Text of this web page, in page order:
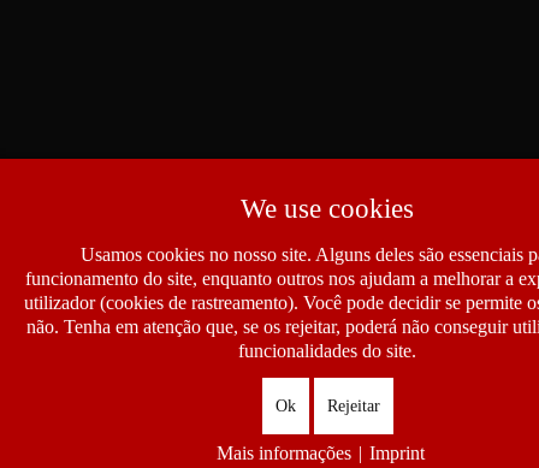
We use cookies
Usamos cookies no nosso site. Alguns deles são essenciais
funcionamento do site, enquanto outros nos ajudam a melhorar a
utilizador (cookies de rastreamento). Você pode decidir se permite
não. Tenha em atenção que, se os rejeitar, poderá não conseguir
funcionalidades do site.
Ok Rejeitar
Mais informações | Imprint